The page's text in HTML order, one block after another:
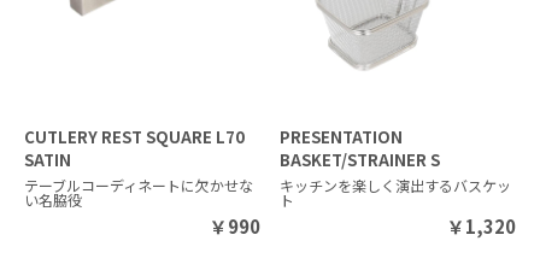
CUTLERY REST SQUARE L70
SATIN
テーブルコーディネートに欠かせな
い名脇役
￥990
PRESENTATION
BASKET/STRAINER S
キッチンを楽しく演出するバスケッ
ト
￥1,320